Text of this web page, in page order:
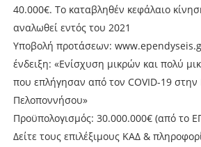
40.000€. Το καταβληθέν κεφάλαιο
αναλωθεί εντός του 2021
Υποβολή προτάσεων:
ένδειξη: «Ενίσχυση μικρών και πολύ
που επλήγησαν από τον COVID-19 στην
Πελοποννήσου»
Προϋπολογισμός: 30.000.000€ (από το
Δείτε τους επιλέξιμους ΚΑΔ &